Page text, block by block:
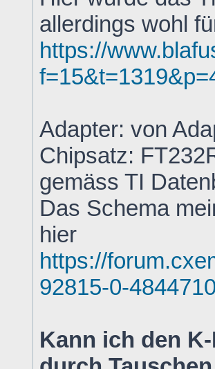
allerdings wohl
https://
Adapter: von
Chipsatz:
gemäss TI
Das Schema
hier
https://
92815-0-
Kann ich den